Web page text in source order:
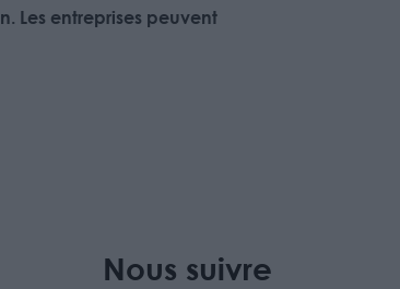
Les entreprises peuvent
Nous suivre